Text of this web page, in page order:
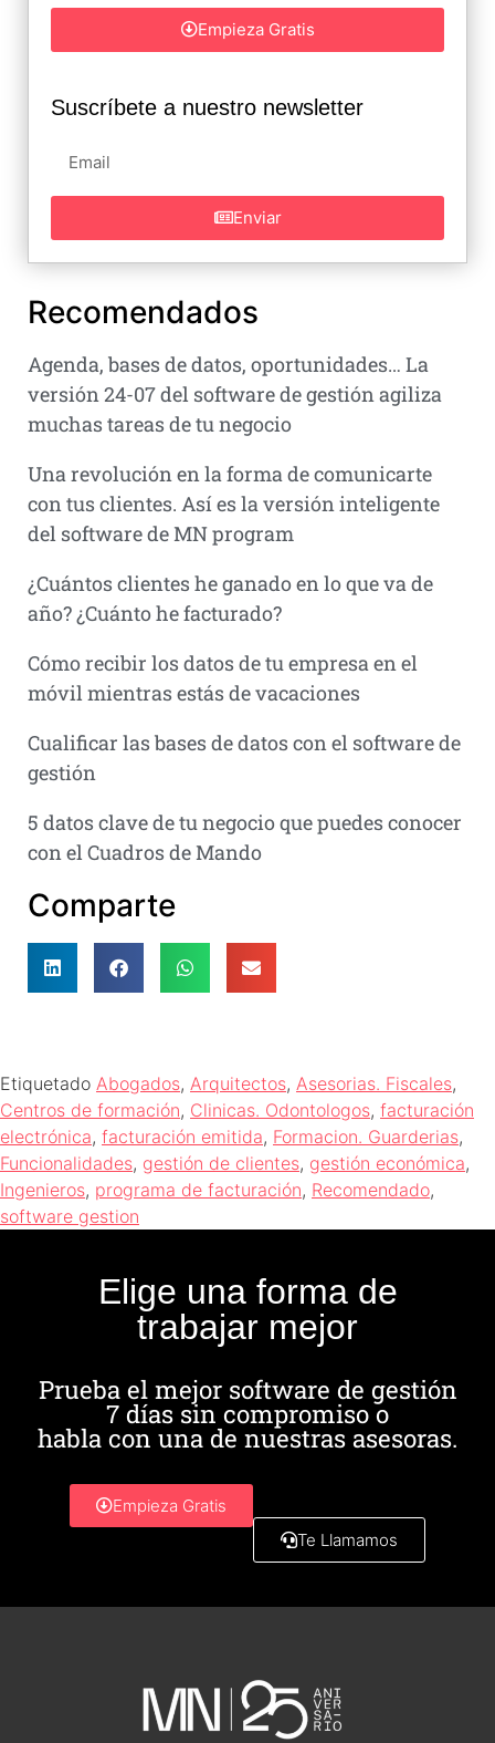
Empieza Gratis
Suscríbete a nuestro newsletter
Enviar
Recomendados
Agenda, bases de datos, oportunidades… La
versión 24-07 del software de gestión agiliza
muchas tareas de tu negocio
Una revolución en la forma de comunicarte
con tus clientes. Así es la versión inteligente
del software de MN program
¿Cuántos clientes he ganado en lo que va de
año? ¿Cuánto he facturado?
Cómo recibir los datos de tu empresa en el
móvil mientras estás de vacaciones
Cualificar las bases de datos con el software de
gestión
5 datos clave de tu negocio que puedes conocer
con el Cuadros de Mando
Comparte
Etiquetado Abogados, Arquitectos, Asesorias. Fiscales,
Centros de formación, Clinicas. Odontologos, facturación
electrónica, facturación emitida, Formacion. Guarderias,
Funcionalidades, gestión de clientes, gestión económica,
Ingenieros, programa de facturación, Recomendado,
software gestion
Elige una forma de
trabajar mejor
Prueba el mejor software de gestión
7 días sin compromiso o
habla con una de nuestras asesoras.
Empieza Gratis
Te Llamamos